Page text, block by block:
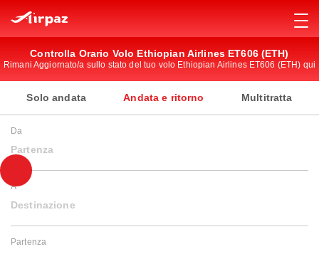
Controlla Orario Volo Ethiopian Airlines ET606 (ETH)
Rimani Aggiornato/a sullo stato del tuo volo Ethiopian Airlines ET606 (ETH) qui
Solo andata Andata e ritorno Multitratta
Da
Partenza
A
Destinazione
Partenza